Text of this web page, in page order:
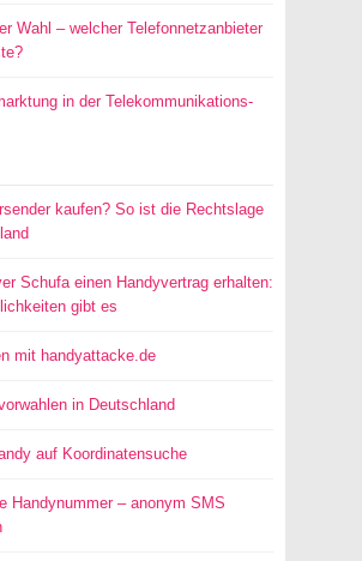
Wahl – welcher Telefonnetzanbieter
in der Telekommunikations-
kaufen? So ist die Rechtslage
Schufa einen Handyvertrag erhalten:
gibt es
mit handyattacke.de
in Deutschland
auf Koordinatensuche
Handynummer – anonym SMS